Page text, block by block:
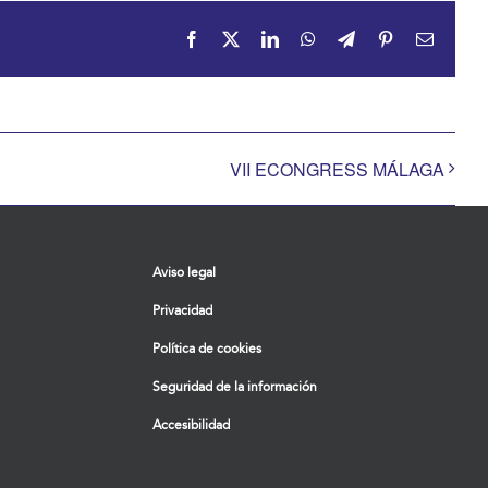
Facebook LinkedInWhatsApp
TelegramPinterestCorreo
VII ECONGRESS MÁLAGA
Aviso legal
Privacidad
Política de cookies
Seguridad de la información
Accesibilidad